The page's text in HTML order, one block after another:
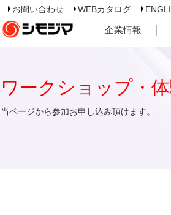
お問い合わせ WEBカタログ
企業情報
ワークショップ・
当ページから参加お申し込み頂けます。